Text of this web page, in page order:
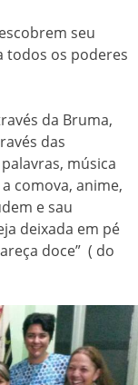
seu
todos os poderes
da Bruma,
das
música
comova, anime,
e sau
deixada em pé
doce” ( do